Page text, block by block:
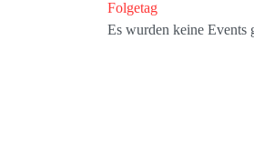
Folgetag
Es wurden keine Events